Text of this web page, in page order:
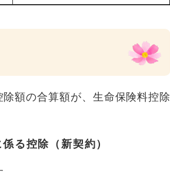
額の合算額が、生命保険料控除
る控除（新契約）